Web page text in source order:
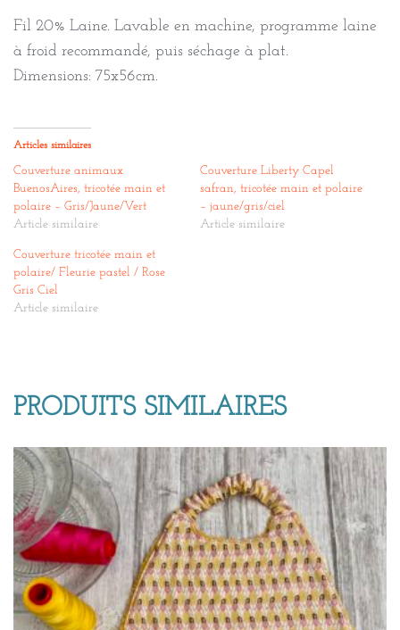
Fil 20% Laine. Lavable en machine, programme laine
à froid recommandé, puis séchage à plat.
Dimensions: 75x56cm.
Articles similaires
Couverture animaux
BuenosAires, tricotée main et
polaire – Gris/Jaune/Vert
Article similaire
Couverture Liberty Capel
safran, tricotée main et polaire
– jaune/gris/ciel
Article similaire
Couverture tricotée main et
polaire/ Fleurie pastel / Rose
Gris Ciel
Article similaire
PRODUITS SIMILAIRES